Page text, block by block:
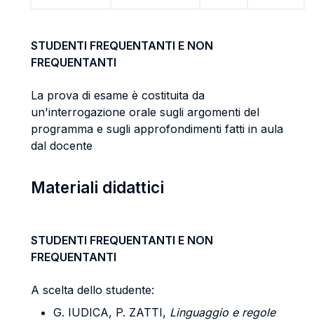
STUDENTI FREQUENTANTI E NON
FREQUENTANTI
La prova di esame è costituita da
un'interrogazione orale sugli argomenti del
programma e sugli approfondimenti fatti in aula
dal docente
Materiali didattici
STUDENTI FREQUENTANTI E NON
FREQUENTANTI
A scelta dello studente:
G. IUDICA, P. ZATTI, Linguaggio e regole